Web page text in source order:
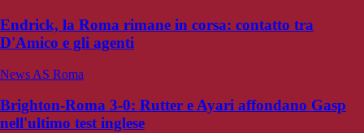
Endrick, la Roma rimane in corsa: contatto tra
D'Amico e gli agenti
News AS Roma
Brighton-Roma 3-0: Rutter e Ayari affondano Gasp
nell'ultimo test inglese